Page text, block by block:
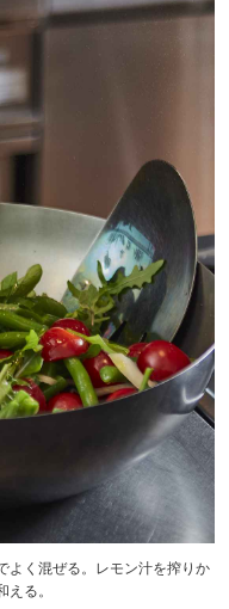
よく混ぜる。レモン汁を搾りか
る。